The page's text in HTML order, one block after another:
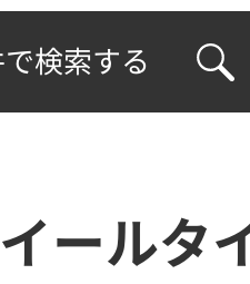
検索する
イールタ